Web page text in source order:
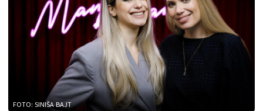
FOTO: SINIŠA BAJT